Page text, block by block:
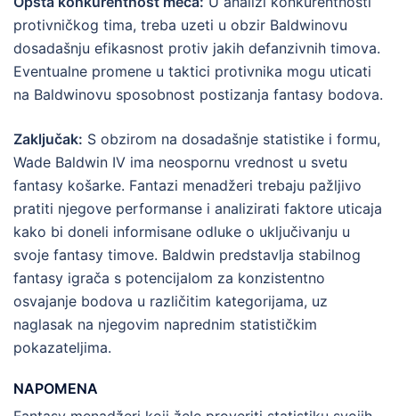
protivničkog tima, treba uzeti u obzir Baldwinovu
dosadašnju efikasnost protiv jakih defanzivnih timova.
Eventualne promene u taktici protivnika mogu uticati
na Baldwinovu sposobnost postizanja fantasy bodova.
Zaključak: S obzirom na dosadašnje statistike i formu,
Wade Baldwin IV ima neospornu vrednost u svetu
fantasy košarke. Fantazi menadžeri trebaju pažljivo
pratiti njegove performanse i analizirati faktore uticaja
kako bi doneli informisane odluke o uključivanju u
svoje fantasy timove. Baldwin predstavlja stabilnog
fantasy igrača s potencijalom za konzistentno
osvajanje bodova u različitim kategorijama, uz
naglasak na njegovim naprednim statističkim
pokazateljima.
NAPOMENA